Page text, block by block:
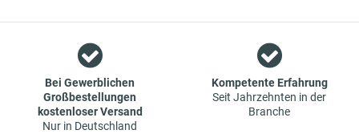
Einzelhandels für Fahrzeug-Ersatzteile. Die Konzentration
liegt bei Verschleißteilen - wir bieten Original-Ersatzteile und
Marken-Ersatzteile von Erstausrüstern zu absoluten Top-
Konditionen an. Dies bedeutet aber auch, dass wenn Sie mal
das gewünschte Ersatzteil in unseren online-Angeboten
nicht finden, Sie uns gerne kontaktieren können. Sie können
Bei Gewerblichen
Großbestellungen
kostenloser Versand
Nur in Deutschland
Kompetente Erfahrung
Seit Jahrzehnten in der
Branche